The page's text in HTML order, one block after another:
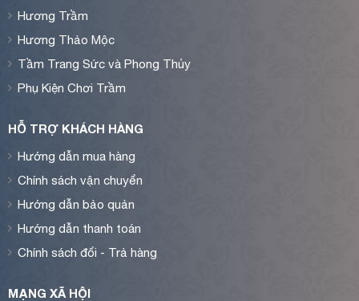
Hương Trầm
Hương Thảo Mộc
Tầm Trang Sức và Phong Thủy
Phụ Kiện Chơi Trầm
HỖ TRỢ KHÁCH HÀNG
Hướng dẫn mua hàng
Chính sách vận chuyển
Hướng dẫn bảo quản
Hướng dẫn thanh toán
Chính sách đổi - Trả hàng
MẠNG XÃ HỘI